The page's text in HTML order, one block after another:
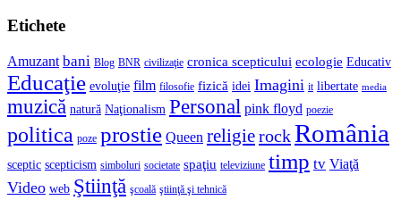
Etichete
Amuzant bani Blog BNR civilizaţie cronica scepticului ecologie Educativ
Educaţie evoluţie film filosofie fizică idei Imagini it libertate media
muzică natură Naţionalism Personal pink floyd poezie
politica poze prostie Queen religierockRomânia
sceptic scepticism simboluri societate spaţiu televiziune timp tv Viaţă
Video web Ştiinţă şcoală ştiinţă şi tehnică